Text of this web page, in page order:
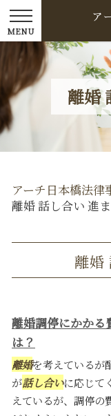
離婚
アーチ日本橋法律
離婚 話し合い 進
離婚
離婚調停にかかる
は？
離婚を考えているが
が話し合いに応じて
えているが、調停の